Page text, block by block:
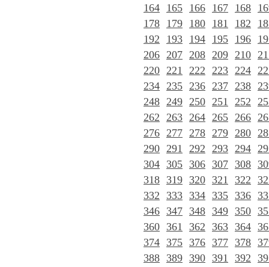
164 165 166 167 168
178 179 180 181 182
192
193 194 195 196
206 207 208 209 210
220 221 222 223 224
234 235 236 237 238
248 249 250 251 252
262 263 264 265 266
276 277 278 279 280
290 291 292 293 294
304 305 306 307 308
318 319 320 321 322
332 333 334 335 336
346 347 348 349 350
360 361 362 363 364
374 375 376 377 378
388 389 390 391 392